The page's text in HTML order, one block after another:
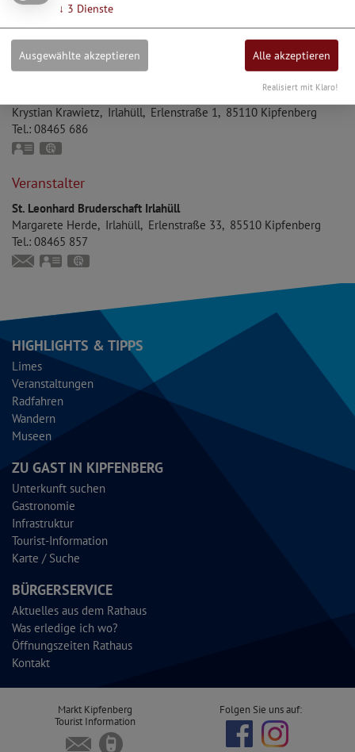
Ort
Katholische Pfarrkirche Mariä Heimsuchung Irlahüll
Krystian Krawietz Irlahüll Erlenstraße 1 85110 Kipfenberg
Tel.: 08465 686
vCard
Veranstalter
St. Leonhard Bruderschaft Irlahüll
Margarete Herde Irlahüll Erlenstraße 33 85510 Kipfenberg
Tel.: 08465 857
gherde@web.de
vCard
HIGHLIGHTS & TIPPS
Limes
Veranstaltungen
Radfahren
Wandern
Museen
ZU GAST IN KIPFENBERG
Unterkunft suchen
Gastronomie
Infrastruktur
Tourist-Information
Karte / Suche
BÜRGERSERVICE
Aktuelles aus dem Rathaus
Was erledige ich wo?
Öffnungszeiten Rathaus
Kontakt
Markt Kipfenberg
Tourist Information
Folgen Sie uns auf:
↓ 3 Dienste
Ausgewählte akzeptieren Alle akzeptieren
Realisiert mit Klaro!